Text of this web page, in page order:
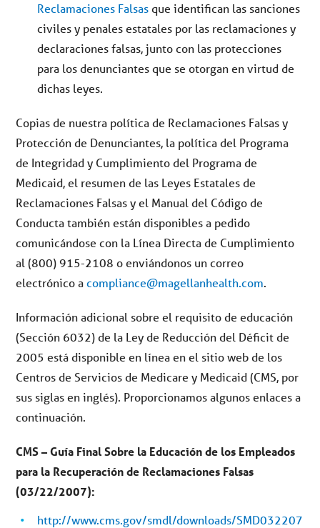
Reclamaciones Falsasque identifican las sanciones
civiles y penales estatales por las reclamaciones y
declaraciones falsas, junto con las protecciones
para los denunciantes que se otorgan en virtud de
dichas leyes.
Copias de nuestra política de Reclamaciones Falsas y
Protección de Denunciantes, la política del Programa
de Integridad y Cumplimiento del Programa de
Medicaid, el resumen de las Leyes Estatales de
Reclamaciones Falsas y el Manual del Código de
Conducta también están disponibles a pedido
comunicándose con la Línea Directa de Cumplimiento
al (800) 915-2108 o enviándonos un correo
electrónico acompliance@magellanhealth.com.
Información adicional sobre el requisito de educación
(Sección 6032) de la Ley de Reducción del Déficit de
2005 está disponible en línea en el sitio web de los
Centros de Servicios de Medicare y Medicaid (CMS, por
sus siglas en inglés). Proporcionamos algunos enlaces a
continuación.
CMS – Guía Final Sobre la Educación de los Empleados
para la Recuperación de Reclamaciones Falsas
(03/22/2007):
http://www.cms.gov/smdl/downloads/SMD032207